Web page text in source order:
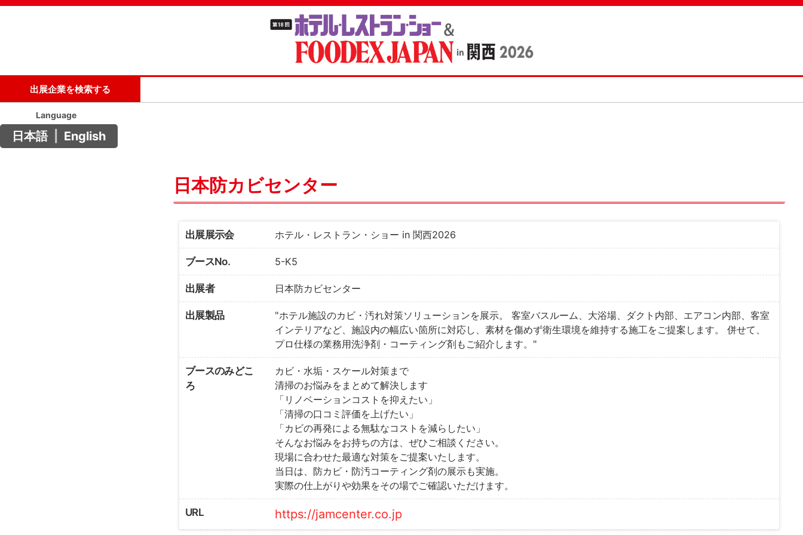
出展企業を検索する
Language
日本語 English
日本防カビセンター
出展展示会 ホテル・レストラン・ショー in 関西2026
ブースNo. 5-K5
出展者 日本防カビセンター
出展製品
"ホテル施設のカビ・汚れ対策ソリューションを展示。 客室バスルーム、大浴場、ダクト内部、エアコン内部、客室
インテリアなど、施設内の幅広い箇所に対応し、素材を傷めず衛生環境を維持する施工をご提案します。 併せて、
プロ仕様の業務用洗浄剤・コーティング剤もご紹介します。"
ブースのみどこ
ろ
カビ・水垢・スケール対策まで
清掃のお悩みをまとめて解決します
「リノベーションコストを抑えたい」
「清掃の口コミ評価を上げたい」
「カビの再発による無駄なコストを減らしたい」
そんなお悩みをお持ちの方は、ぜひご相談ください。
現場に合わせた最適な対策をご提案いたします。
当日は、防カビ・防汚コーティング剤の展示も実施。
実際の仕上がりや効果をその場でご確認いただけます。
URL https://jamcenter.co.jp